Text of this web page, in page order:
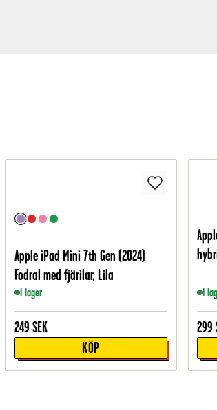
Apple iPad Mini 7th Gen (2024)
Fodral med fjärilar, Lila
I lager
249 SEK
KÖP
I
299